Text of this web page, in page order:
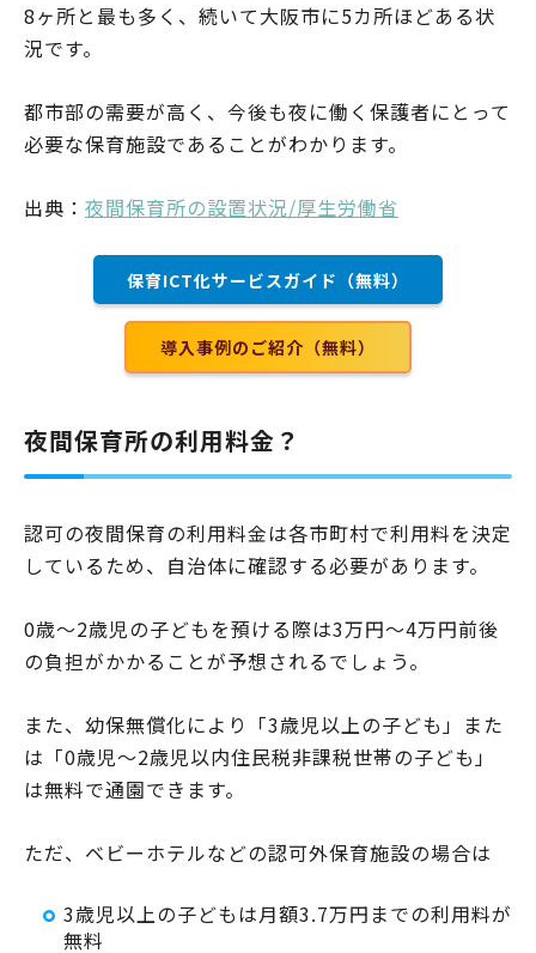
8ヶ所と最も多く、続いて大阪市に5カ所ほどある状
況です。
都市部の需要が高く、今後も夜に働く保護者にとって
必要な保育施設であることがわかります。
出典： 夜間保育所の設置状況/厚生労働省
保育ICT化サービスガイド（無料）
導入事例のご紹介（無料）
夜間保育所の利用料金？
認可の夜間保育の利用料金は各市町村で利用料を決定
しているため、自治体に確認する必要があります。
0歳〜2歳児の子どもを預ける際は3万円〜4万円前後
の負担がかかることが予想されるでしょう。
また、幼保無償化により「3歳児以上の子ども」また
は「0歳児〜2歳児以内住民税非課税世帯の子ども」
は無料で通園できます。
ただ、ベビーホテルなどの認可外保育施設の場合は
3歳児以上の子どもは月額3.7万円までの利用料が
無料